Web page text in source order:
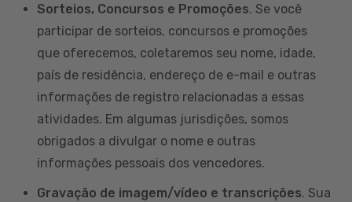
Sorteios, Concursos e Promoções. Se você
participar de sorteios, concursos e promoções
que oferecemos, coletaremos seu nome, idade,
país de residência, endereço de e-mail e outras
informações de registro relacionadas a essas
atividades. Em algumas jurisdições, somos
obrigados a divulgar o nome e outras
informações pessoais dos vencedores.
Gravação de imagem/vídeo e transcrições. Sua